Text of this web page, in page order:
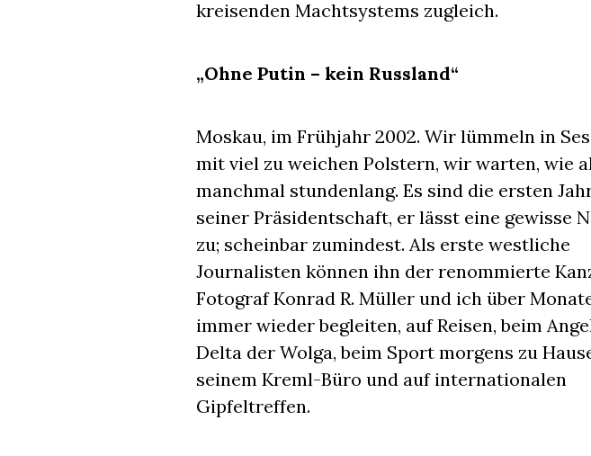
kreisenden Machtsystems zugleich.
„Ohne Putin – kein Russland“
Moskau, im Frühjahr 2002. Wir lümmeln in
mit viel zu weichen Polstern, wir warten, wie
manchmal stundenlang. Es sind die ersten
seiner Präsidentschaft, er lässt eine gewisse
zu; scheinbar zumindest. Als erste westliche
Journalisten können ihn der renommierte
Fotograf Konrad R. Müller und ich über
immer wieder begleiten, auf Reisen, beim
Delta der Wolga, beim Sport morgens zu
seinem Kreml-Büro und auf internationalen
Gipfeltreffen.